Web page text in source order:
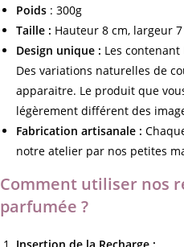
Poids : 300g
Taille : Hauteur 8 cm, largeur
Design unique : Les contenant
Des variations naturelles de
apparaitre. Le produit que
légèrement différent des
Fabrication artisanale :
notre atelier par nos petites
Comment utiliser nos
parfumée ?
Insertion de la Recharge :